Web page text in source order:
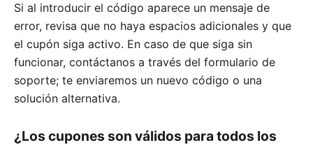
Si al introducir el código aparece un mensaje de
error, revisa que no haya espacios adicionales y que
el cupón siga activo. En caso de que siga sin
funcionar, contáctanos a través del formulario de
soporte; te enviaremos un nuevo código o una
solución alternativa.
¿Los cupones son válidos para todos los